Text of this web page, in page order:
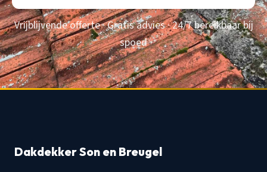
Vrijblijvende offerte · Gratis advies · 24/7 bereikbaar bij
spoed
Dakdekker Son en Breugel